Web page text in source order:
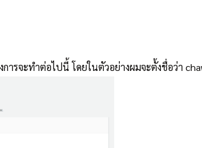
ารจะทำต่อไปนี้ โดยในตัวอย่างผมจะตั้งชื่อว่า